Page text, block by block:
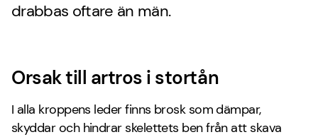
drabbas oftare än män.
Orsak till artros i stortån
I alla kroppens leder finns brosk som dämpar,
skyddar och hindrar skelettets ben från att skava